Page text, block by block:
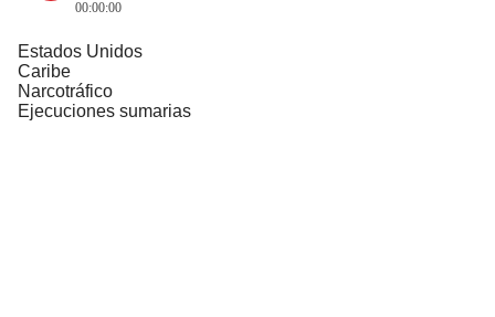
00:00:00
Estados Unidos
Caribe
Narcotráfico
Ejecuciones sumarias